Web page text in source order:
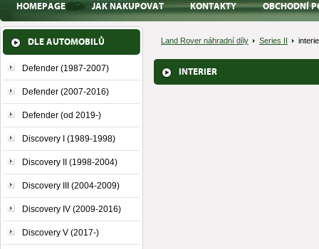
HOMEPAGE JAK NAKUPOVAT KONTAKTY OBCHODNÍ
DLE AUTOMOBILŮ
Defender (1987-2007)
Defender (2007-2016)
Defender (od 2019-)
Discovery I (1989-1998)
Discovery II (1998-2004)
Discovery III (2004-2009)
Discovery IV (2009-2016)
Discovery V (2017-)
Land Rover náhradní díly Series II
INTERIER